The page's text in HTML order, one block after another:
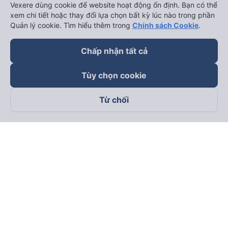
Theo dõi chúng tôi trên
Vexere dùng cookie để website hoạt động ổn định. Bạn có thể
xem chi tiết hoặc thay đổi lựa chọn bất kỳ lúc nào trong phần
Quản lý cookie. Tìm hiểu thêm trong Chính sách Cookie.
Chấp nhận tất cả
Tùy chọn cookie
Từ chối